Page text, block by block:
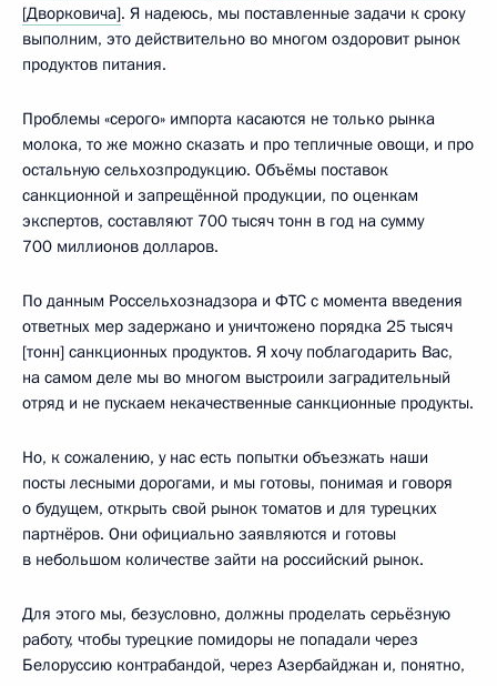
[Дворковича]. Я надеюсь, мы поставленные задачи к сроку
выполним, это действительно во многом оздоровит рынок
продуктов питания.
Проблемы «серого» импорта касаются не только рынка
молока, то же можно сказать и про тепличные овощи, и про
остальную сельхозпродукцию. Объёмы поставок
санкционной и запрещённой продукции, по оценкам
экспертов, составляют 700 тысяч тонн в год на сумму
700 миллионов долларов.
По данным Россельхознадзора и ФТС с момента введения
ответных мер задержано и уничтожено порядка 25 тысяч
[тонн] санкционных продуктов. Я хочу поблагодарить Вас,
на самом деле мы во многом выстроили заградительный
отряд и не пускаем некачественные санкционные продукты.
Но, к сожалению, у нас есть попытки объезжать наши
посты лесными дорогами, и мы готовы, понимая и говоря
о будущем, открыть свой рынок томатов и для турецких
партнёров. Они официально заявляются и готовы
в небольшом количестве зайти на российский рынок.
Для этого мы, безусловно, должны проделать серьёзную
работу, чтобы турецкие помидоры не попадали через
Белоруссию контрабандой, через Азербайджан и, понятно,